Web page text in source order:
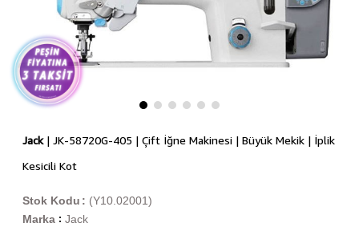
Jack| JK-58720G-405 | Çift İğne Makinesi | Büyük Mekik | İplik
Kesicili Kot
(Y10.02001)
Stok Kodu
Marka : Jack